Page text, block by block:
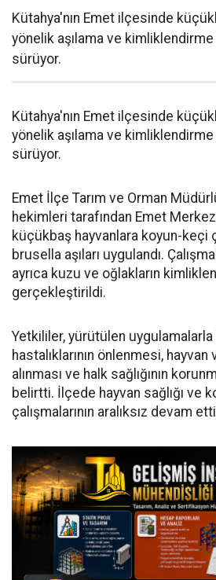
Kütahya'nın Emet ilçesinde
yönelik aşılama ve kimliklendirme
sürüyor.
Kütahya'nın Emet ilçesinde
yönelik aşılama ve kimliklendirme
sürüyor.
Emet İlçe Tarım ve Orman
hekimleri tarafından Emet
küçükbaş hayvanlara koyun-keçi
brusella aşıları uygulandı.
ayrıca kuzu ve oğlakların
gerçekleştirildi.
Yetkililer, yürütülen uygulamalarla
hastalıklarının önlenmesi, hayvan
alınması ve halk sağlığının
belirtti. İlçede hayvan sağlığı ve
çalışmalarının aralıksız devam